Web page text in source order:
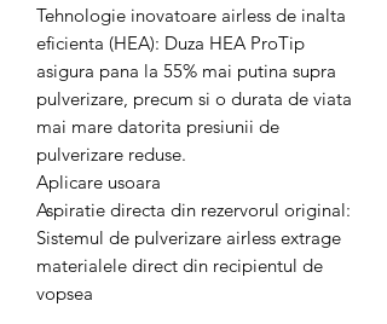
Tehnologie inovatoare airless de inalta
eficienta (HEA): Duza HEA ProTip
asigura pana la 55% mai putina supra
pulverizare, precum si o durata de viata
mai mare datorita presiunii de
pulverizare reduse.
Aplicare usoara
Aspiratie directa din rezervorul original:
Sistemul de pulverizare airless extrage
materialele direct din recipientul de
vopsea